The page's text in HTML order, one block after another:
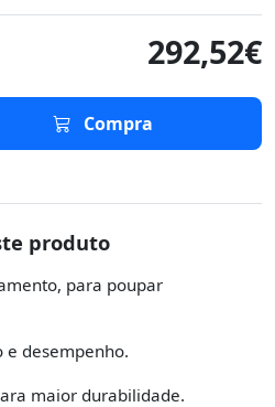
292,52€
Compra
produto
para poupar
e desempenho.
maior durabilidade.